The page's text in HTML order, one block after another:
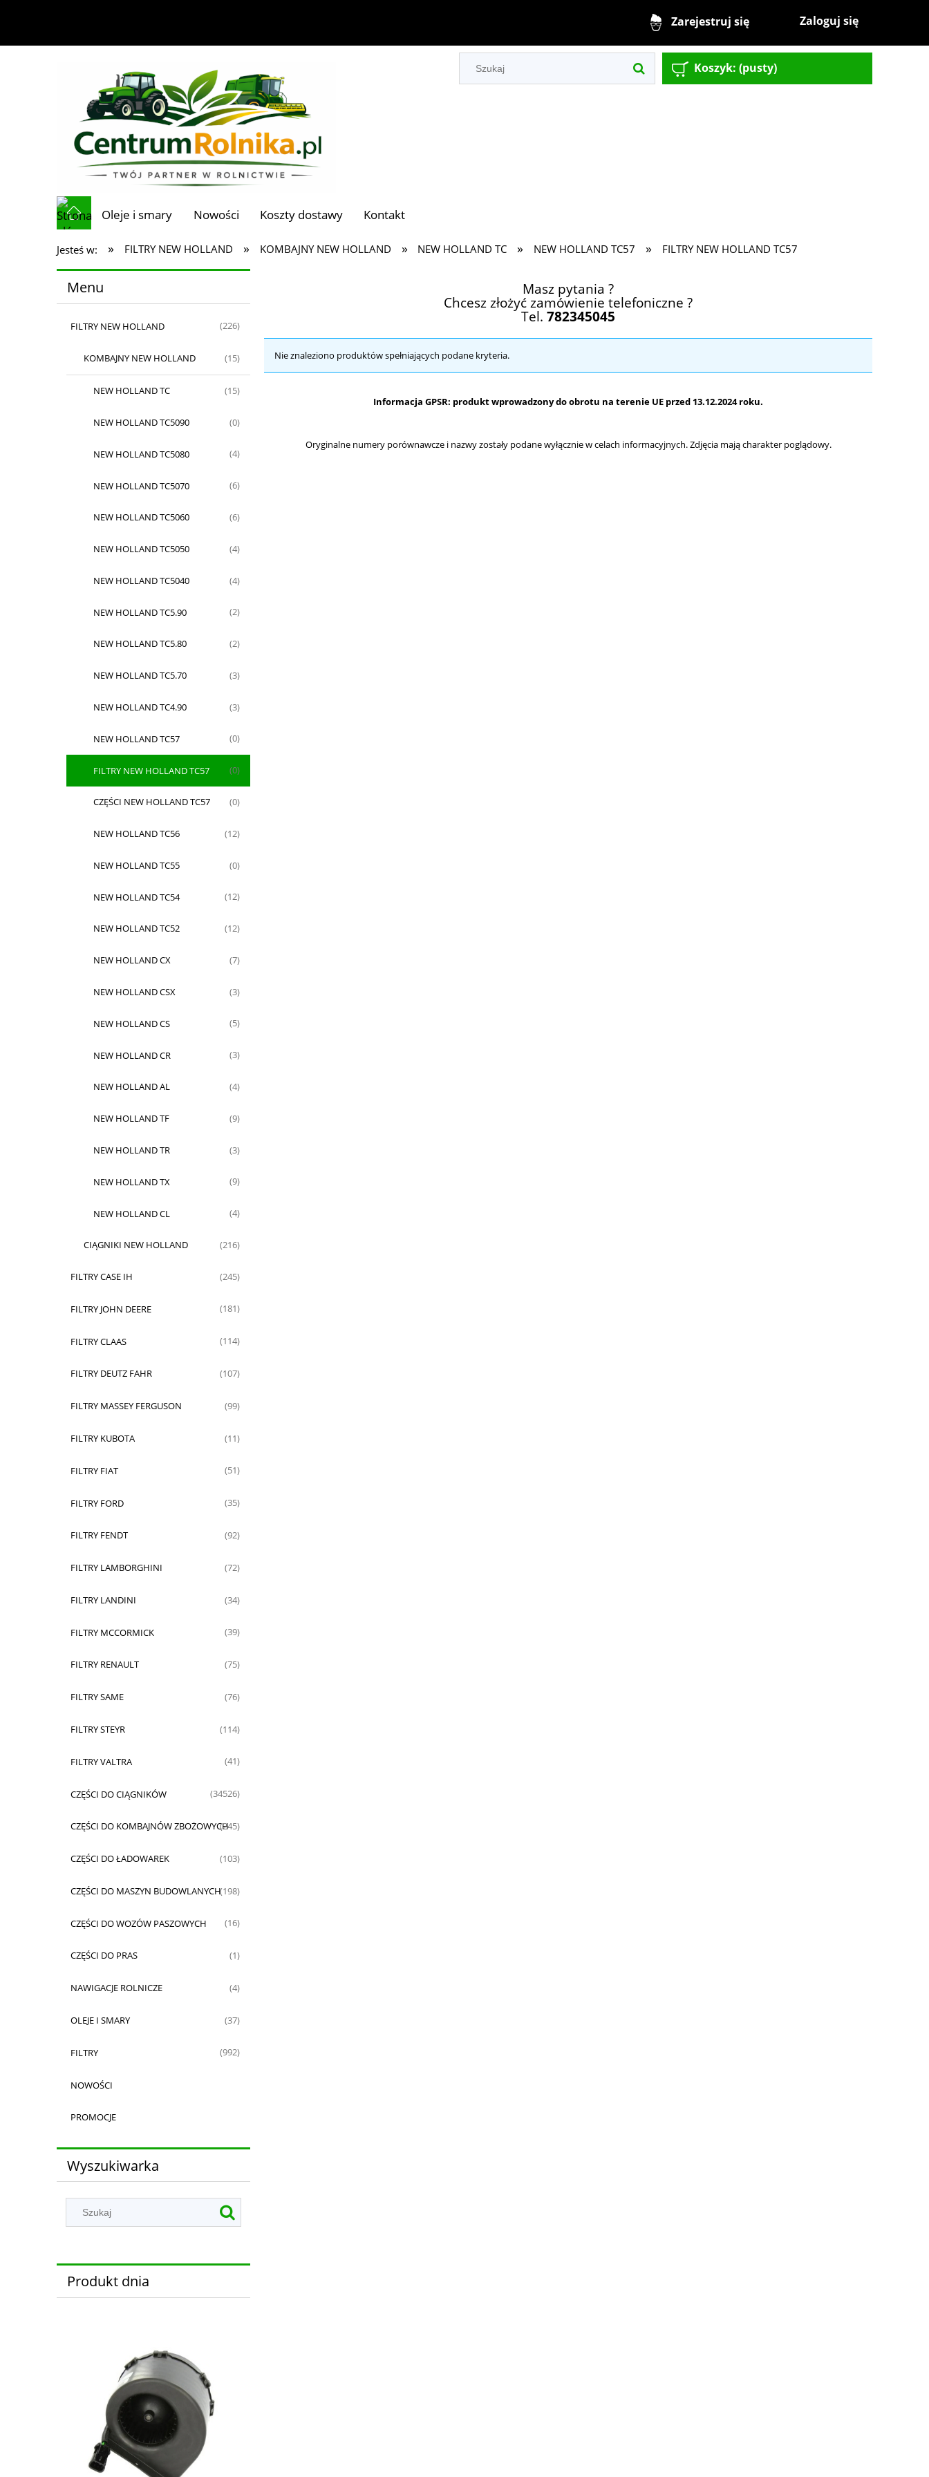
Zarejestruj się Zaloguj się
Koszyk: (pusty)
Oleje i smary Nowości Koszty dostawy Kontakt
Jesteś w: » FILTRY NEW HOLLAND » KOMBAJNY NEW HOLLAND » NEW HOLLAND TC » NEW HOLLAND TC57 » FILTRY NEW HOLLAND TC57
Menu
FILTRY NEW HOLLAND (226)
KOMBAJNY NEW HOLLAND (15)
NEW HOLLAND TC (15)
NEW HOLLAND TC5090 (0)
NEW HOLLAND TC5080 (4)
NEW HOLLAND TC5070 (6)
NEW HOLLAND TC5060 (6)
NEW HOLLAND TC5050 (4)
NEW HOLLAND TC5040 (4)
NEW HOLLAND TC5.90 (2)
NEW HOLLAND TC5.80 (2)
NEW HOLLAND TC5.70 (3)
NEW HOLLAND TC4.90 (3)
NEW HOLLAND TC57 (0)
FILTRY NEW HOLLAND TC57 (0)
CZĘŚCI NEW HOLLAND TC57 (0)
NEW HOLLAND TC56 (12)
NEW HOLLAND TC55 (0)
NEW HOLLAND TC54 (12)
NEW HOLLAND TC52 (12)
NEW HOLLAND CX (7)
NEW HOLLAND CSX (3)
NEW HOLLAND CS (5)
NEW HOLLAND CR (3)
NEW HOLLAND AL (4)
NEW HOLLAND TF (9)
NEW HOLLAND TR (3)
NEW HOLLAND TX (9)
NEW HOLLAND CL (4)
CIĄGNIKI NEW HOLLAND (216)
FILTRY CASE IH (245)
FILTRY JOHN DEERE (181)
FILTRY CLAAS (114)
FILTRY DEUTZ FAHR (107)
FILTRY MASSEY FERGUSON (99)
FILTRY KUBOTA (11)
FILTRY FIAT (51)
FILTRY FORD (35)
FILTRY FENDT (92)
FILTRY LAMBORGHINI (72)
FILTRY LANDINI (34)
FILTRY MCCORMICK (39)
FILTRY RENAULT (75)
FILTRY SAME (76)
FILTRY STEYR (114)
FILTRY VALTRA (41)
CZĘŚCI DO CIĄGNIKÓW (34526)
CZĘŚCI DO KOMBAJNÓW ZBOŻOWYCH(245)
CZĘŚCI DO ŁADOWAREK (103)
CZĘŚCI DO MASZYN BUDOWLANYCH(198)
CZĘŚCI DO WOZÓW PASZOWYCH (16)
CZĘŚCI DO PRAS (1)
NAWIGACJE ROLNICZE (4)
OLEJE I SMARY (37)
FILTRY (992)
NOWOŚCI
PROMOCJE
Wyszukiwarka
Produkt dnia
Masz pytania ?
Chcesz złożyć zamówienie telefoniczne ?
Tel. 782345045
Nie znaleziono produktów spełniających podane kryteria.
Informacja GPSR: produkt wprowadzony do obrotu na terenie UE przed 13.12.2024 roku.
Oryginalne numery porównawcze i nazwy zostały podane wyłącznie w celach informacyjnych. Zdjęcia mają charakter poglądowy.